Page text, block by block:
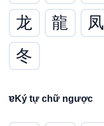
龙
龍 凤
冬
ɐKý tự chữ ngược